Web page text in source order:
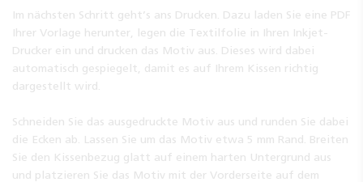
Im nächsten Schritt geht’s ans Drucken. Dazu laden Sie eine PDF
Ihrer Vorlage herunter, legen die Textilfolie in Ihren Inkjet-
Drucker ein und drucken das Motiv aus. Dieses wird dabei
automatisch gespiegelt, damit es auf Ihrem Kissen richtig
dargestellt wird.
Schneiden Sie das ausgedruckte Motiv aus und runden Sie dabei
die Ecken ab. Lassen Sie um das Motiv etwa 5 mm Rand. Breiten
Sie den Kissenbezug glatt auf einem harten Untergrund aus
und platzieren Sie das Motiv mit der Vorderseite auf dem